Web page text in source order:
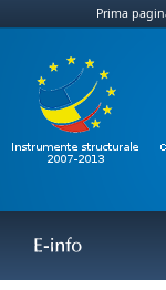
Prima
E-info